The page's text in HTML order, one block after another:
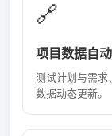
🔗
项目数据自
测试计划与需求
数据动态更新。